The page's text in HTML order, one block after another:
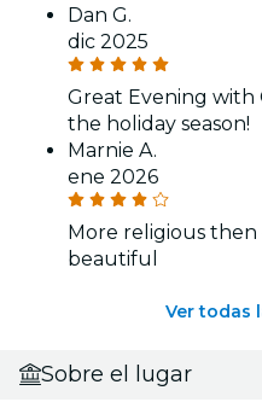
Dan G.
dic 2025
Great Evening with
the holiday season!
Marnie A.
ene 2026
More religious
beautiful
Ver todas
Sobre el lugar